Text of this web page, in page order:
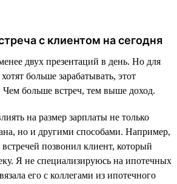
с клиентом на сегодня
двух презентаций в день. Но для
больше зарабатывать, этот
Чем больше встреч, тем выше доход.
на размер зарплаты не только
но и другими способами. Например,
позвонил клиент, который
Я не специализируюсь на ипотечных
его с коллегами из ипотечного